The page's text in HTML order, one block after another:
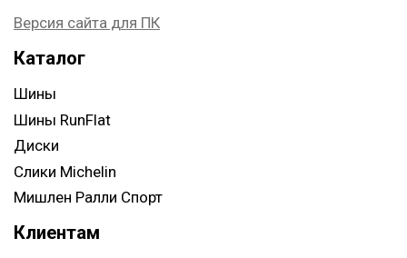
Версия сайта для ПК
Каталог
Шины
Шины RunFlat
Диски
Слики Michelin
Мишлен Ралли Спорт
Клиентам